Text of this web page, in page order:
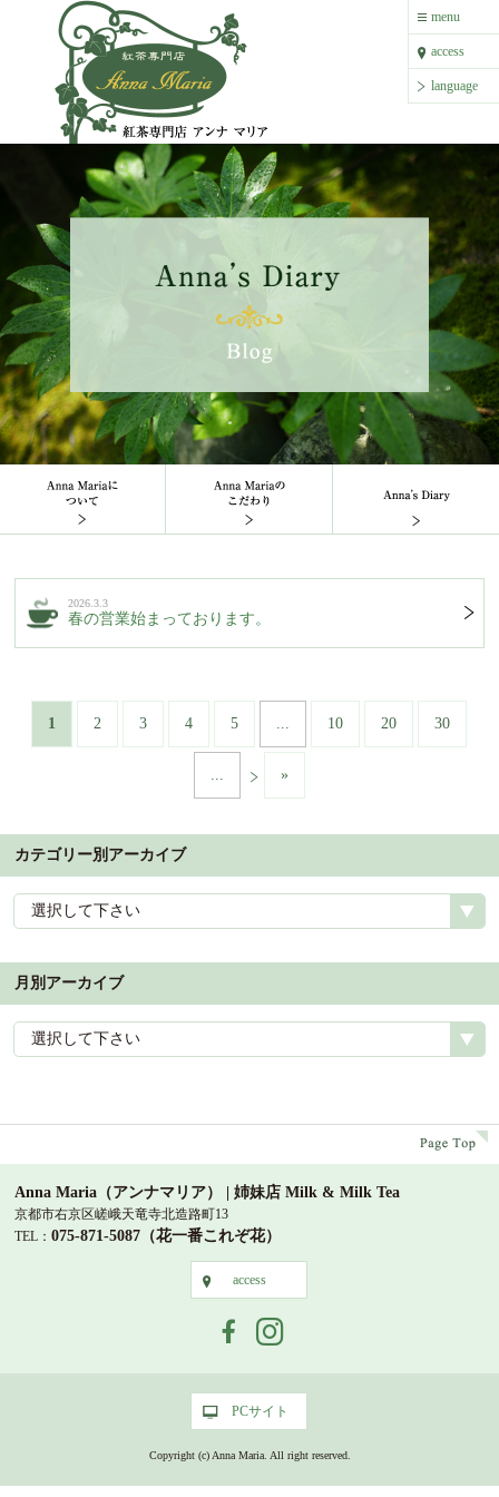
紅茶専門店 アンナ マリア
menu
menu
access
access
language
language
Anna Mariaについて Anna Mariaのこだわり
2026.3.3
春の営業始まっております。
1 2 3 4 5 ... 10 20 30
... »
カテゴリー別アーカイブ
選択して下さい
月別アーカイブ
選択して下さい
Anna Maria（アンナマリア） | 姉妹店 Milk & Milk Tea
京都市右京区嵯峨天竜寺北造路町13
TEL：075-871-5087（花一番これぞ花）
access
PCサイト
PCサイト
Copyright (c) Anna Maria. All right reserved.